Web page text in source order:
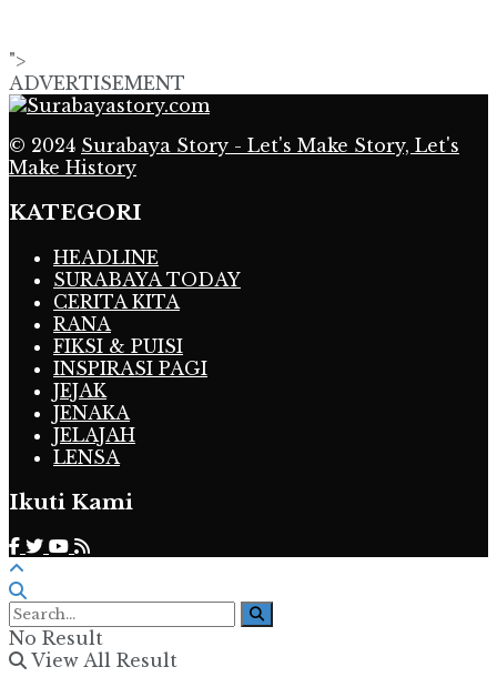
">
ADVERTISEMENT
© 2024 Surabaya Story - Let's Make Story, Let's
Make History
KATEGORI
HEADLINE
SURABAYA TODAY
CERITA KITA
RANA
FIKSI & PUISI
INSPIRASI PAGI
JEJAK
JENAKA
JELAJAH
LENSA
Ikuti Kami
No Result
View All Result